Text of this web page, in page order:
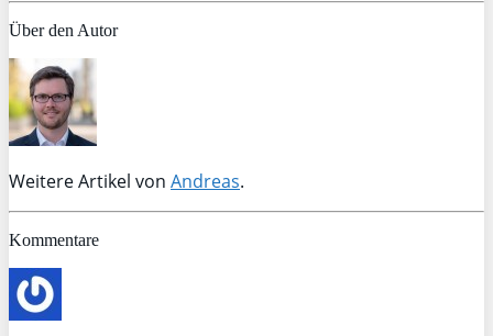
Über den Autor
Weitere Artikel von Andreas.
Kommentare